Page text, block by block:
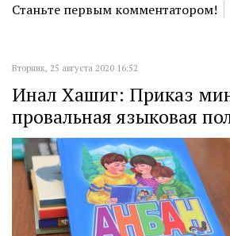
Станьте первым комментатором!
Вторник, 25 августа 2020 16:52
Инал Хашиг: Приказ
провальная языковая